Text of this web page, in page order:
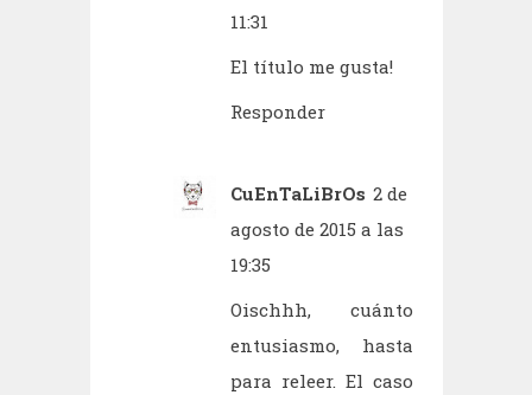
11:31
El título me gusta!
Responder
CuEnTaLiBrOs 2 de
agosto de 2015 a las
19:35
Oischhh, cuánto
entusiasmo, hasta
para releer. El caso